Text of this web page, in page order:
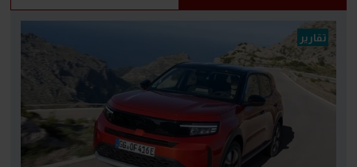
تقارير